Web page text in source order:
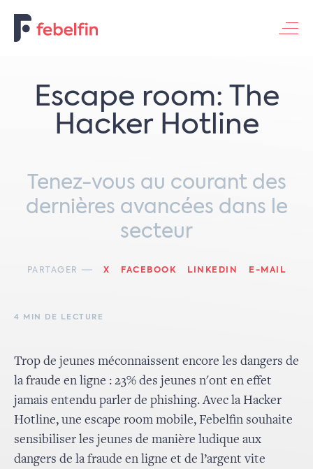
Escape room: The
Hacker Hotline
Tenez-vous au courant des
dernières avancées dans le
secteur
PARTAGER X FACEBOOK LINKEDIN E-MAIL
4 MIN DE LECTURE
Trop de jeunes méconnaissent encore les dangers de
la fraude en ligne : 23% des jeunes n'ont en effet
jamais entendu parler de phishing. Avec la Hacker
Hotline, une escape room mobile, Febelfin souhaite
sensibiliser les jeunes de manière ludique aux
dangers de la fraude en ligne et de l’argent vite